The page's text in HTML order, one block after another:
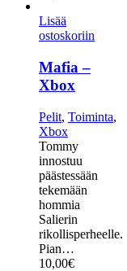
Lisää
ostoskoriin
Mafia –
Xbox
Pelit, Toiminta,
Xbox
Tommy
innostuu
päästessään
tekemään
hommia
Salierin
rikollisperheelle.
Pian…
10,00€